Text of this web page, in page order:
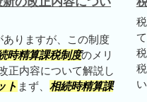
ありますが、この制度
時精算課税制度のメリ
正内容について解説し
ト まず、 相続時精算課